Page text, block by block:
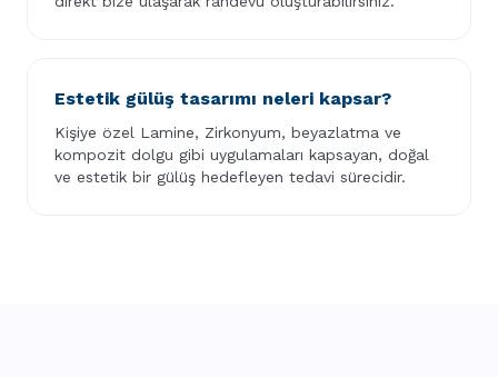
Estetik gülüş tasarımı neleri kapsar?
Kişiye özel Lamine, Zirkonyum, beyazlatma ve
kompozit dolgu gibi uygulamaları kapsayan, doğal
ve estetik bir gülüş hedefleyen tedavi sürecidir.